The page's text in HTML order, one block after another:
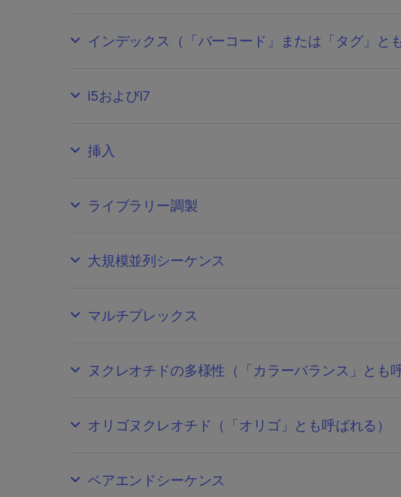
インデックス（「バーコード」または「タグ」と
i5およびi7
挿入
ライブラリー調製
大規模並列シーケンス
マルチプレックス
ヌクレオチドの多様性（「カラーバランス」とも
オリゴヌクレオチド（「オリゴ」とも呼ばれる）
ペアエンドシーケンス